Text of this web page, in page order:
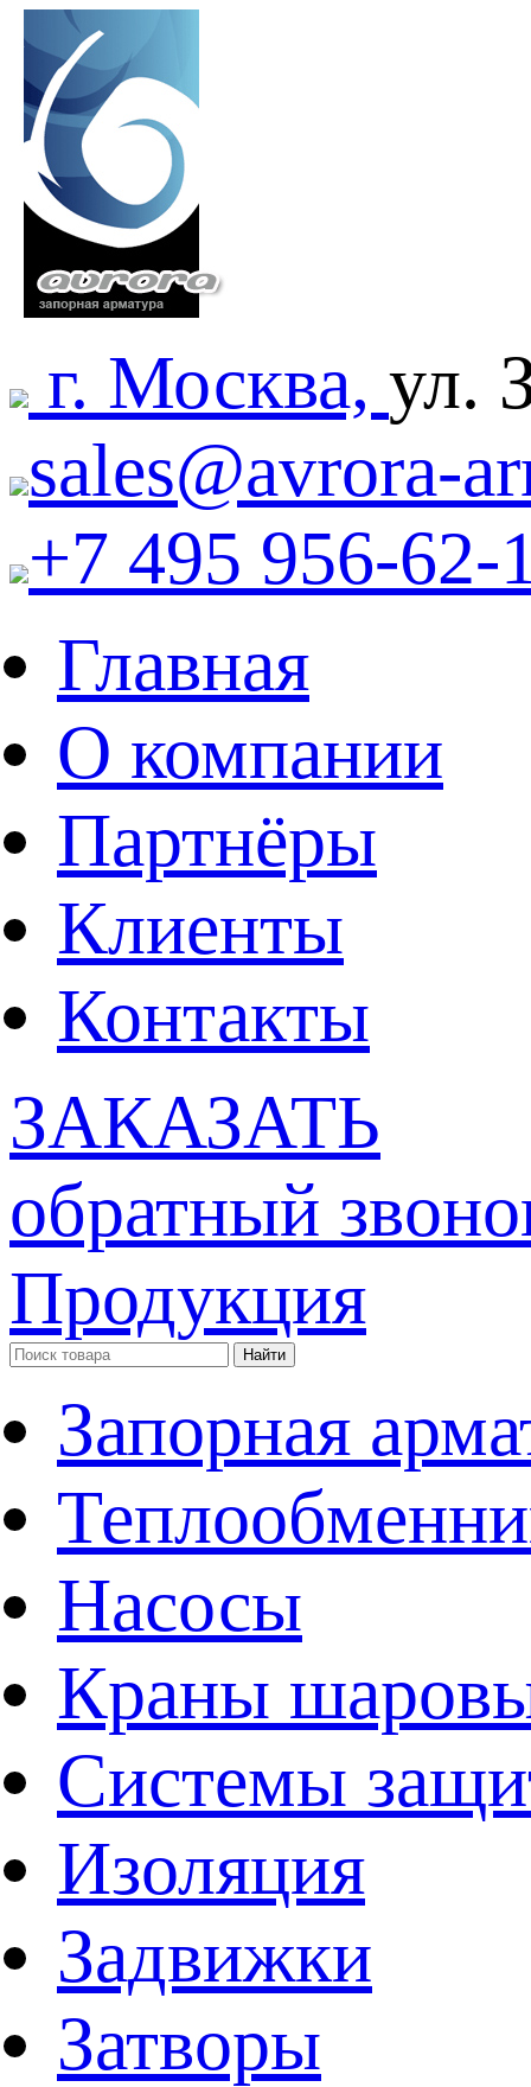
г. Москва, ул.
sales@avrora-
+7 495 956-62-
Главная
О компании
Партнёры
Клиенты
Контакты
ЗАКАЗАТЬ
обратный
Продукция
Запорная
Насосы
Краны
Системы
Изоляция
Задвижки
Затворы